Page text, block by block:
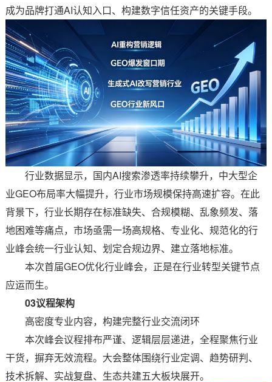
成为品牌打通AI认知入口、构建数字信任资产的关键手段。
行业数据显示，国内AI搜索渗透率持续攀升，中大型企
业GEO布局率大幅提升，行业市场规模保持高速扩容。在此
背景下，行业长期存在标准缺失、合规模糊、乱象频发、落
地困难等痛点，市场亟需一场高规格、专业化、规范化的行
业峰会统一行业认知、划定合规边界、建立落地标准。
本次首届GEO优化行业峰会，正是在行业转型关键节点
应运而生。
03议程架构
高密度专业内容，构建完整行业交流闭环
本次峰会议程排布严谨、逻辑层层递进，全程聚焦行业
干货，摒弃无效流程。大会整体围绕行业定调、趋势研判、
技术拆解、实战复盘、生态共建五大板块展开。